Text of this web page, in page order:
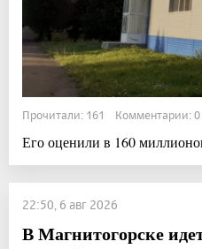
Прочитали: 161 Комментарии: 0
Его оценили в 160
22:50, 6 авг 2026
В Магнитогорске